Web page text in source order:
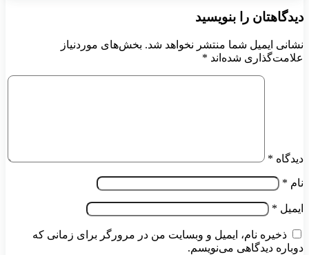
دیدگاهتان را بنویسید
نشانی ایمیل شما منتشر نخواهد شد. بخش‌های موردنیاز
علامت‌گذاری شده‌اند *
دیدگاه *
نام *
ایمیل *
ذخیره نام، ایمیل و وبسایت من در مرورگر برای زمانی که
دوباره دیدگاهی می‌نویسم.